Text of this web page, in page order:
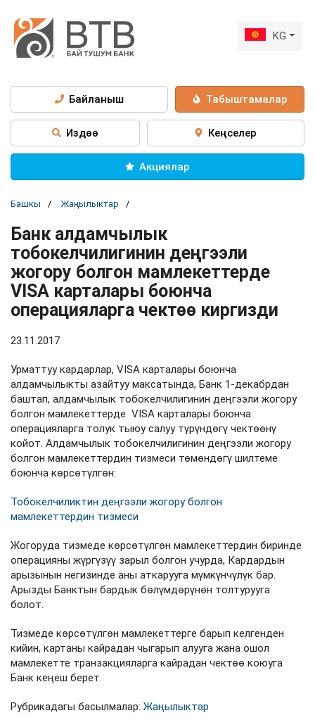
KG
Байланыш Табыштамалар
Издөө Кеңселер
Акциялар
Башкы Жаңылыктар
Банк алдамчылык
тобокелчилигинин деңгээли
жогору болгон мамлекеттерде
VISA карталары боюнча
операцияларга чектөө киргизди
23.11.2017
Урматтуу кардарлар, VISA карталары боюнча
алдамчылыкты азайтуу максатында, Банк 1-декабрдан
баштап, алдамчылык тобокелчилигинин деңгээли жогору
болгон мамлекеттерде VISA карталары боюнча
операцияларга толук тыюу салуу түрүндөгү чектөөнү
койот. Алдамчылык тобокелчилигинин деңгээли жогору
болгон мамлекеттердин тизмеси төмөндөгү шилтеме
боюнча көрсөтүлгөн:
Тобокелчиликтин деңгээли жогору болгон
мамлекеттердин тизмеси
Жогоруда тизмеде көрсөтүлгөн мамлекеттердин биринде
операцияны жүргүзүү зарыл болгон учурда, Кардардын
арызынын негизинде аны аткарууга мүмкүнчүлүк бар.
Арызды Банктын бардык бөлүмдөрүнөн толтурууга
болот.
Тизмеде көрсөтүлгөн мамлекеттерге барып келгенден
кийин, картаны кайрадан чыгарып алууга жана ошол
мамлекетте транзакцияларга кайрадан чектөө коюуга
Банк кеңеш берет.
Рубрикадагы басылмалар: Жаңылыктар